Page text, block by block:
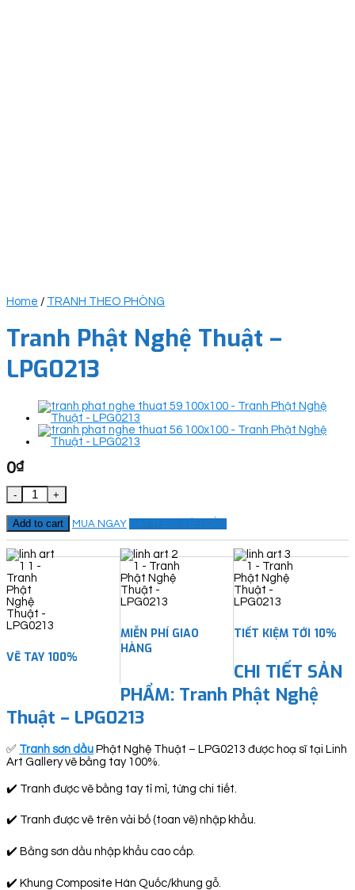
Home / TRANH THEO PHÒNG
Tranh Phật Nghệ Thuật –
LPG0213
0₫
Tranh Phật Nghệ Thuật - LPG0213 quantity
Add to cart MUA NGAY ĐẶT THEO YÊU CẦU
VẼ TAY 100%
MIỄN PHÍ GIAO
HÀNG
TIẾT KIỆM TỚI 10%
CHI TIẾT SẢN
PHẨM: Tranh Phật Nghệ
Thuật – LPG0213
✅ Tranh sơn dầu Phật Nghệ Thuật – LPG0213 được hoạ sĩ tại Linh
Art Gallery vẽ bằng tay 100%.
✔️ Tranh được vẽ bằng tay tỉ mỉ, từng chi tiết.
✔️ Tranh được vẽ trên vải bố (toan vẽ) nhập khẩu.
✔️ Bằng sơn dầu nhập khẩu cao cấp.
✔️ Khung Composite Hàn Quốc/khung gỗ.